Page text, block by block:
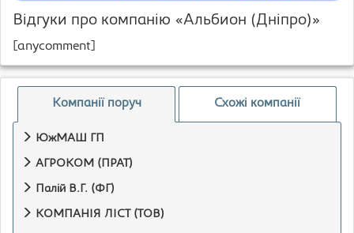
Відгуки про компанію «Альбион (Дніпро)»
[anycomment]
Компанії поруч Схожі компанії
ЮжМАШ ГП
АГРОКОМ (ПРАТ)
Палій В.Г. (ФГ)
КОМПАНІЯ ЛІСТ (ТОВ)